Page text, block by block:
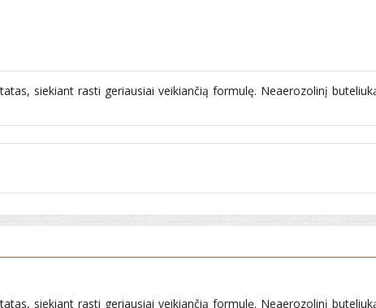
siekiant rasti geriausiai veikiančią formulę. Neaerozolinį
siekiant rasti geriausiai veikiančią formulę. Neaerozolinį